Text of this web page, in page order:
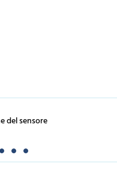
del sensore